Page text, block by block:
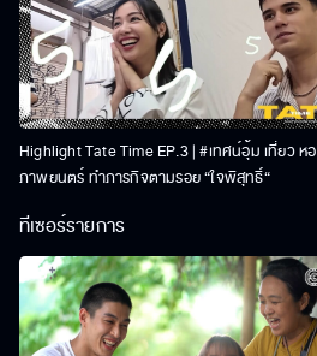
Highlight Tate Time EP.3 | #เทศน์อุ้ม เที่ยว หอ
ภาพยนตร์ ทำภารกิจตามรอย “ใจพิสุทธิ์“
ทีเซอร์รายการ